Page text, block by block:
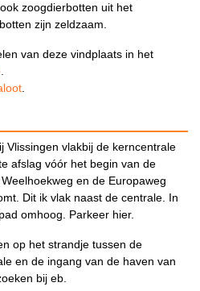
zoogdierbotten uit het
zijn zeldzaam.
van deze vindplaats in het
.
.
Vlissingen vlakbij de kerncentrale
afslag vóór het begin van de
en de Europaweg
Dit ik vlak naast de centrale. In
omhoog. Parkeer hier.
op het strandje tussen de
en de ingang van de haven van
bij eb.